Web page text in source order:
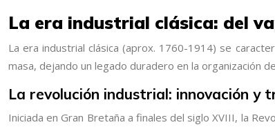
La era industrial clásica: del
La era industrial clásica (aprox. 1760-1914) se
masa, dejando un legado duradero en la organización
La revolución industrial: innovación y
Iniciada en Gran Bretaña a finales del siglo XVIII, la